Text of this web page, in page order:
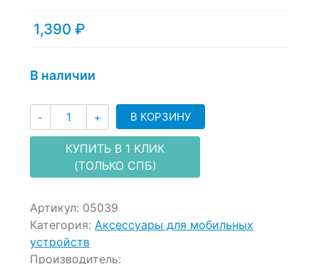
of
based
ratings
1,390 ₽
В наличии
- Количество
+ В КОРЗИНУ
КУПИТЬ В 1 КЛИК
(ТОЛЬКО СПБ)
Артикул: 05039
Категория: Аксессуары для мобильных
устройств
Производитель: